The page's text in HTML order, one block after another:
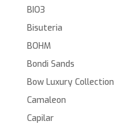
BIO3
Bisuteria
BOHM
Bondi Sands
Bow Luxury Collection
Camaleon
Capilar